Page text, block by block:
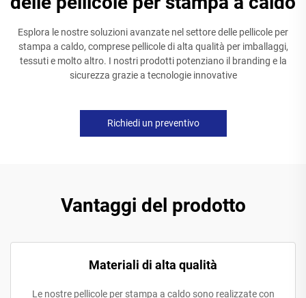
Esplora le nostre soluzioni avanzate nel settore delle pellicole per
stampa a caldo, comprese pellicole di alta qualità per imballaggi,
tessuti e molto altro. I nostri prodotti potenziano il branding e la
sicurezza grazie a tecnologie innovative
Richiedi un preventivo
Vantaggi del prodotto
Materiali di alta qualità
Le nostre pellicole per stampa a caldo sono realizzate con